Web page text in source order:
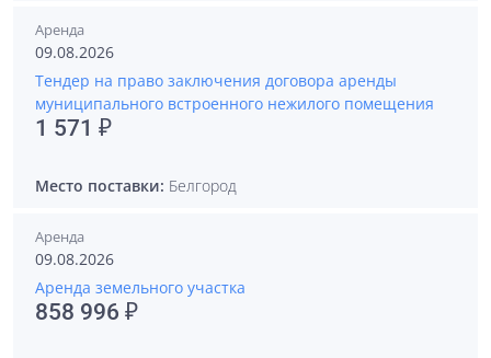
Аренда
09.08.2026
Тендер на право заключения договора аренды
муниципального встроенного нежилого помещения
1 571 ₽
Место поставки: Белгород
Аренда
09.08.2026
Аренда земельного участка
858 996 ₽